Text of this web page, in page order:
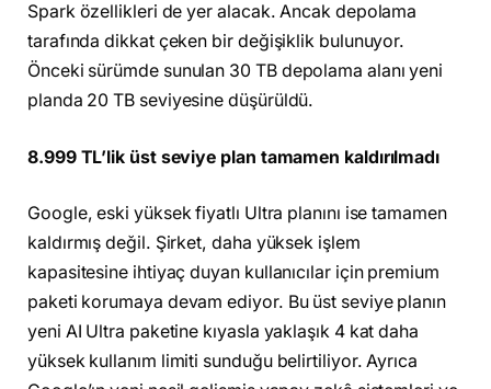
Spark özellikleri de yer alacak. Ancak depolama
tarafında dikkat çeken bir değişiklik bulunuyor.
Önceki sürümde sunulan 30 TB depolama alanı yeni
planda 20 TB seviyesine düşürüldü.
8.999 TL’lik üst seviye plan tamamen kaldırılmadı
Google, eski yüksek fiyatlı Ultra planını ise tamamen
kaldırmış değil. Şirket, daha yüksek işlem
kapasitesine ihtiyaç duyan kullanıcılar için premium
paketi korumaya devam ediyor. Bu üst seviye planın
yeni AI Ultra paketine kıyasla yaklaşık 4 kat daha
yüksek kullanım limiti sunduğu belirtiliyor. Ayrıca